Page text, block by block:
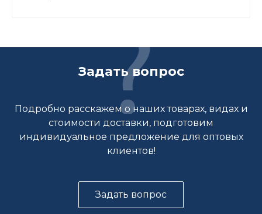
Задать вопрос
Подробно расскажем о наших товарах, видах и
стоимости доставки, подготовим
индивидуальное предложение для оптовых
клиентов!
Задать вопрос